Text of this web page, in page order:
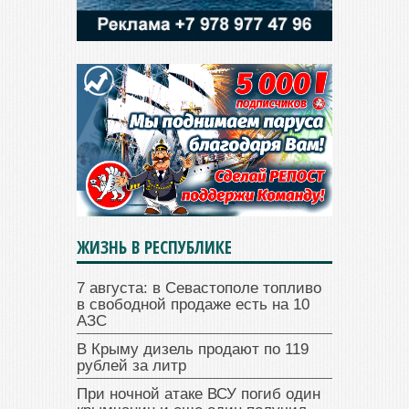
ЖИЗНЬ В РЕСПУБЛИКЕ
7 августа: в Севастополе топливо
в свободной продаже есть на 10
АЗС
В Крыму дизель продают по 119
рублей за литр
При ночной атаке ВСУ погиб один